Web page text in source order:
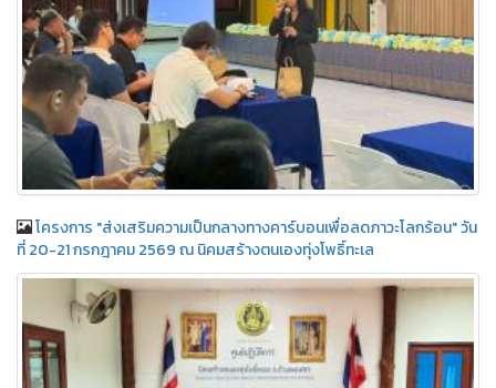
โครงการ "ส่งเสริมความเป็นกลางทางคาร์บอนเพื่อลดภาวะโลกร้อน" วัน
ที่ 20-21 กรกฎาคม 2569 ณ นิคมสร้างตนเองทุ่งโพธิ์ทะเล